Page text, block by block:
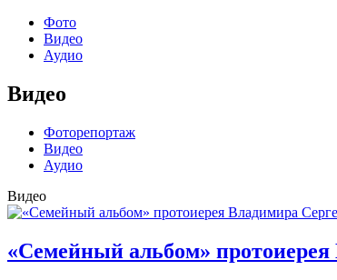
Фото
Видео
Аудио
Видео
Фоторепортаж
Видео
Аудио
Видео
«Семейный альбом» протоиерея